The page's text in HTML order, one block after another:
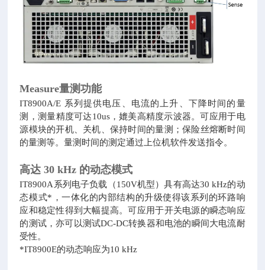
Measure量测功能
IT8900A/E 系列提供电压、电流的上升、下降时间的量
测，测量精度可达10us，媲美高精度示波器。可应用于电
源模块的开机、关机、保持时间的量测；保险丝熔断时间
的量测等。量测时间的测定通过上位机软件发送指令。
高达 30 kHz 的动态模式
IT8900A系列电子负载（150V机型）具有高达30 kHz的动
态模式*，一体化的内部结构的升级使得该系列的环路响
应和稳定性得到大幅提高。可应用于开关电源的瞬态响应
的测试，亦可以测试DC-DC转换器和电池的瞬间大电流耐
受性。
*IT8900E的动态响应为10 kHz